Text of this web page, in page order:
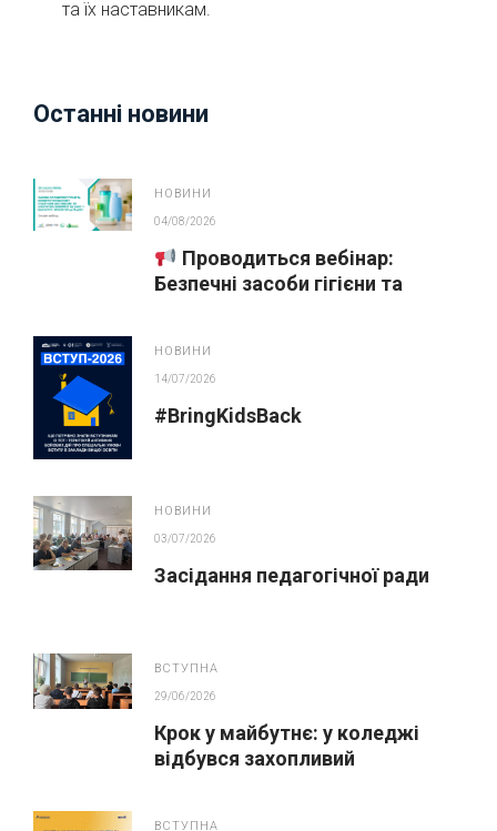
та їх наставникам.
Останні новини
НОВИНИ
04/08/2026
Проводиться вебінар:
Безпечні засоби гігієни та
НОВИНИ
14/07/2026
#BringKidsBack
НОВИНИ
03/07/2026
Засідання педагогічної ради
ВСТУПНА
29/06/2026
Крок у майбутнє: у коледжі
відбувся захопливий
ВСТУПНА